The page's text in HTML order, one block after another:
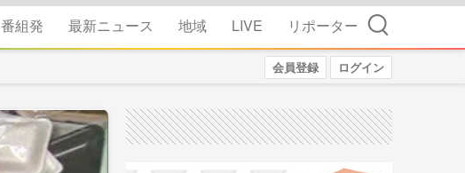
番組発 最新ニュース 地域 LIVE リポーター 検索
会員登録 ログイン